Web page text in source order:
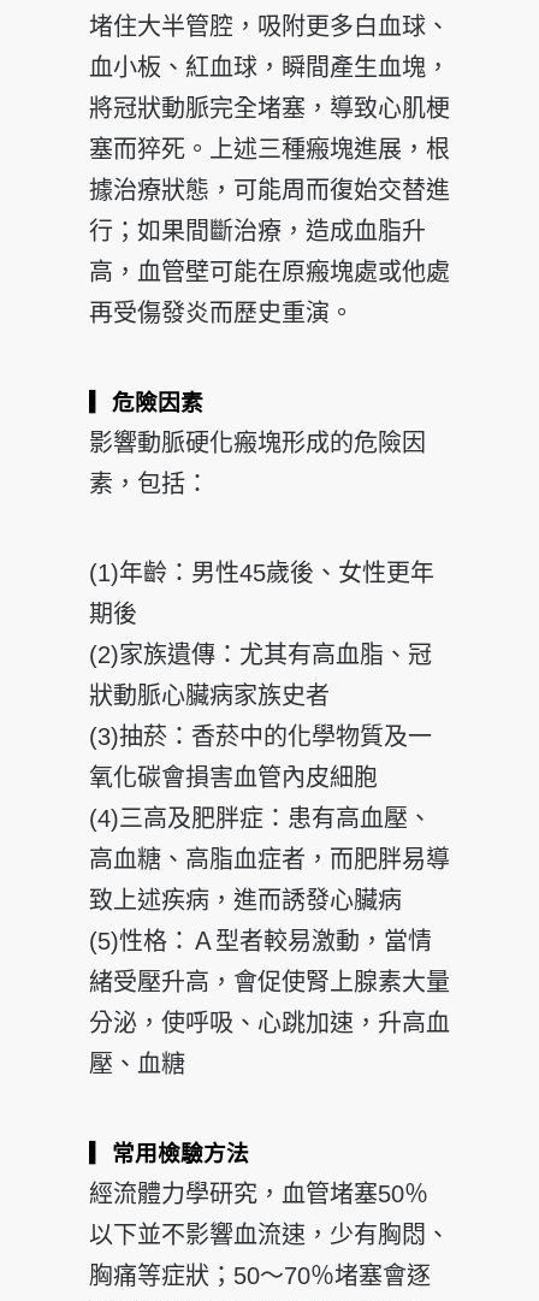
堵住大半管腔，吸附更多白血球、
血小板、紅血球，瞬間產生血塊，
將冠狀動脈完全堵塞，導致心肌梗
塞而猝死。上述三種瘢塊進展，根
據治療狀態，可能周而復始交替進
行；如果間斷治療，造成血脂升
高，血管壁可能在原瘢塊處或他處
再受傷發炎而歷史重演。
▎危險因素
影響動脈硬化瘢塊形成的危險因
素，包括：
(1)年齡：男性45歲後、女性更年
期後
(2)家族遺傳：尤其有高血脂、冠
狀動脈心臟病家族史者
(3)抽菸：香菸中的化學物質及一
氧化碳會損害血管內皮細胞
(4)三高及肥胖症：患有高血壓、
高血糖、高脂血症者，而肥胖易導
致上述疾病，進而誘發心臟病
(5)性格：Ａ型者較易激動，當情
緒受壓升高，會促使腎上腺素大量
分泌，使呼吸、心跳加速，升高血
壓、血糖
▎常用檢驗方法
經流體力學研究，血管堵塞50％
以下並不影響血流速，少有胸悶、
胸痛等症狀；50～70％堵塞會逐